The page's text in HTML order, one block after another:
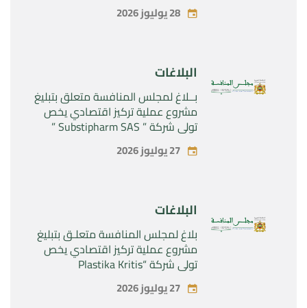
28 يوليوز 2026
البلاغات
بــلاغ لمجلس المنافسة متعلق بتبليغ
مشروع عملية تركيز اقتصادي يخص
تولي شركة ” Substipharm SAS ”
المراقبة الحصرية للأصول والحقوق
المتعلقة بالمنتجين الصيدلانيين”
27 يوليوز 2026
البلاغات
بلاغ لمجلس المنافسة متعلـق بتبليغ
مشروع عملية تركيز اقتصادي يخص
تولي شركة “Plastika Kritis
SA”المراقبة الحصرية لشركة
“Naturplas Industrial SARL” 27 يوليوز 2026